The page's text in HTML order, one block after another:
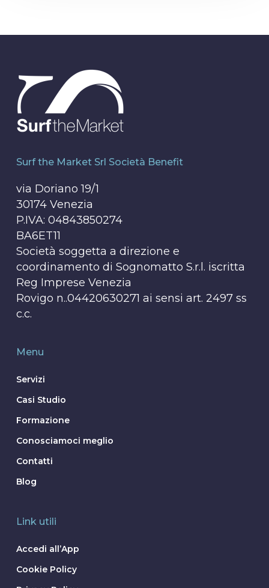
Surf the Market Srl Società Benefit
via Doriano 19/1
30174 Venezia
P.IVA: 04843850274
BA6ET11
Società soggetta a direzione e
coordinamento di Sognomatto S.r.l. iscritta
Reg Imprese Venezia
Rovigo n..04420630271 ai sensi art. 2497 ss
c.c.
Menu
Servizi
Casi Studio
Formazione
Conosciamoci meglio
Contatti
Blog
Link utili
Accedi all’App
Cookie Policy